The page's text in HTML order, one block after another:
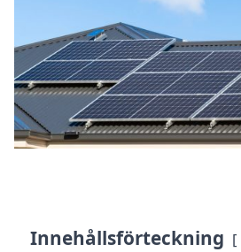
Innehållsförteckning